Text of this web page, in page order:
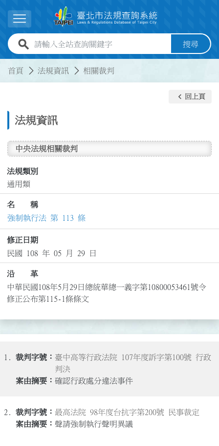
展開選單
全站查詢關鍵字欄位 搜尋
首頁 法規資訊 相關裁判
法規資訊
keyboard_arrow_left 回上頁
中央法規相關裁判
法規類別
通用類
名 稱
強制執行法 第 113 條
修正日期
民國 108 年 05 月 29 日
沿 革
中華民國108年5月29日總統華總一義字第10800053461號令
修正公布第115-1條條文
1.
臺中高等行政法院 107年度訴字第100號 行政
判決
確認行政處分違法事件
2.
最高法院 98年度台抗字第200號 民事裁定
聲請強制執行聲明異議